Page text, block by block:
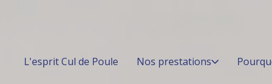
L'esprit Cul de Poule Nos prestations